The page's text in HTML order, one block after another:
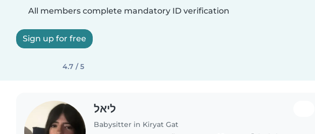
All members complete mandatory ID verification
Sign up for free
4.7 / 5
ליאל
Babysitter in Kiryat Gat